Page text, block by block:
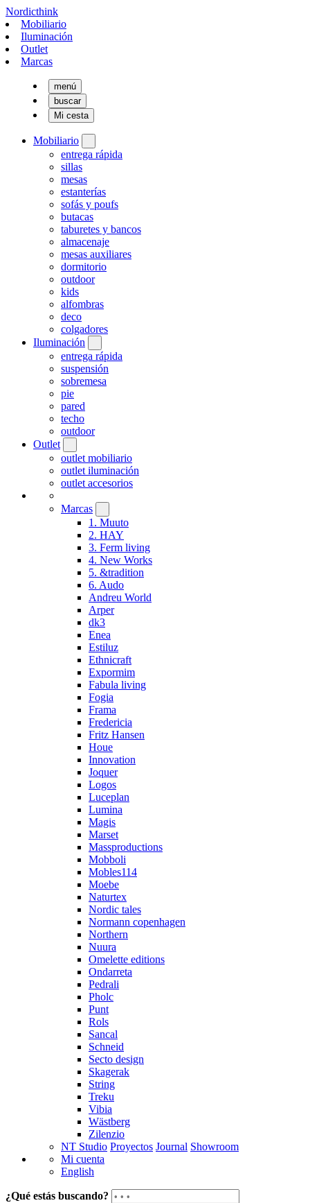
Nordicthink
Mobiliario
Iluminación
Outlet
Marcas
menú
buscar
Mi cesta
Mobiliario
entrega rápida
sillas
mesas
estanterías
sofás y poufs
butacas
taburetes y bancos
almacenaje
mesas auxiliares
dormitorio
outdoor
kids
alfombras
deco
colgadores
Iluminación
entrega rápida
suspensión
sobremesa
pie
pared
techo
outdoor
Outlet
outlet mobiliario
outlet iluminación
outlet accesorios
Marcas
1. Muuto
2. HAY
3. Ferm living
4. New Works
5. &tradition
6. Audo
Andreu World
Arper
dk3
Enea
Estiluz
Ethnicraft
Expormim
Fabula living
Fogia
Frama
Fredericia
Fritz Hansen
Houe
Innovation
Joquer
Logos
Luceplan
Lumina
Magis
Marset
Massproductions
Mobboli
Mobles114
Moebe
Naturtex
Nordic tales
Normann copenhagen
Northern
Nuura
Omelette editions
Ondarreta
Pedrali
Pholc
Punt
Rols
Sancal
Schneid
Secto design
Skagerak
String
Treku
Vibia
Wästberg
Zilenzio
NT Studio Proyectos Journal Showroom
Mi cuenta
English
¿Qué estás buscando?